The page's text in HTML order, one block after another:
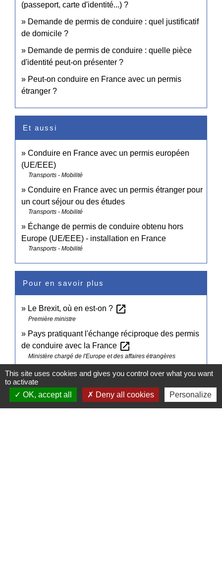
(passeport, carte d'identité...) ?
Demande de permis de conduire : quel justificatif
de domicile ?
Demande de permis de conduire : quelle pièce
d'identité peut-on présenter ?
Peut-on conduire en France avec un permis
étranger ?
Et aussi
Conduire en France avec un permis européen
(UE/EEE)
Transports - Mobilité
Conduire en France avec un permis étranger pour
un court séjour ou des études
Transports - Mobilité
Échange de permis de conduire obtenu hors
Europe (UE/EEE) - installation en France
Transports - Mobilité
Pour en savoir plus
Le Brexit, où en est-on ? open_in_new
Première ministre
Pays pratiquant l'échange réciproque des permis
de conduire avec la France open_in_new
Ministère chargé de l'Europe et des affaires étrangères
This site uses cookies and gives you control over what you want
to activate
OK, accept all
Deny all cookies Personalize